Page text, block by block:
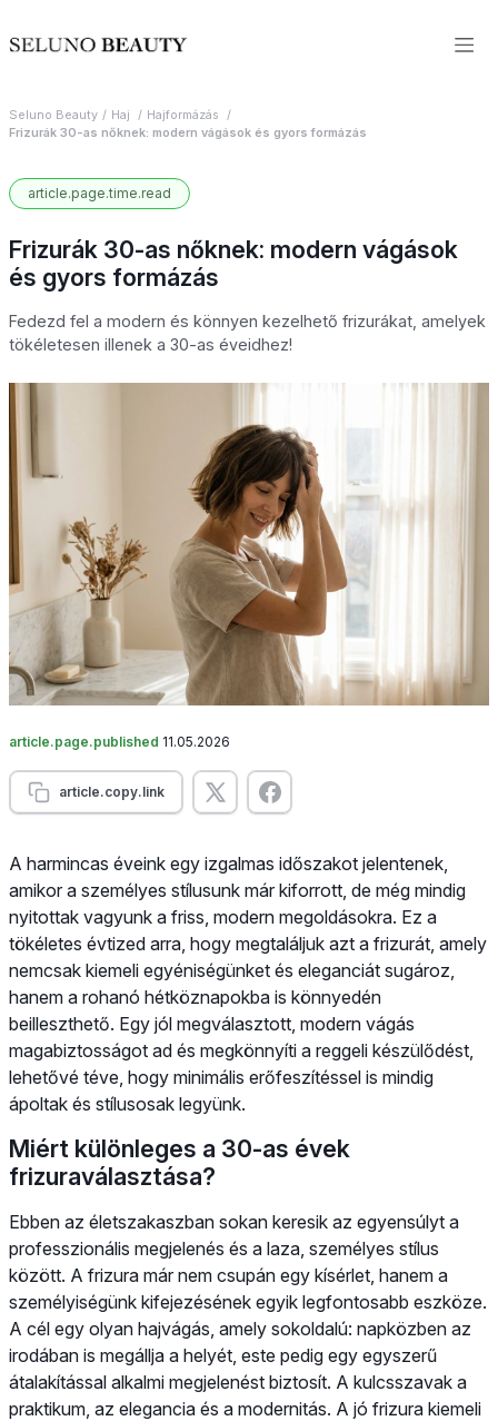
Seluno Beauty Haj
Hajformázás
Frizurák 30-as nőknek: modern vágások és gyors formázás
article.page.time.read
Frizurák 30-as nőknek: modern vágások
és gyors formázás
Fedezd fel a modern és könnyen kezelhető frizurákat, amelyek
tökéletesen illenek a 30-as éveidhez!
article.page.published 11.05.2026
article.copy.link
A harmincas éveink egy izgalmas időszakot jelentenek,
amikor a személyes stílusunk már kiforrott, de még mindig
nyitottak vagyunk a friss, modern megoldásokra. Ez a
tökéletes évtized arra, hogy megtaláljuk azt a frizurát, amely
nemcsak kiemeli egyéniségünket és eleganciát sugároz,
hanem a rohanó hétköznapokba is könnyedén
beilleszthető. Egy jól megválasztott, modern vágás
magabiztosságot ad és megkönnyíti a reggeli készülődést,
lehetővé téve, hogy minimális erőfeszítéssel is mindig
ápoltak és stílusosak legyünk.
Miért különleges a 30-as évek
frizuraválasztása?
Ebben az életszakaszban sokan keresik az egyensúlyt a
professzionális megjelenés és a laza, személyes stílus
között. A frizura már nem csupán egy kísérlet, hanem a
személyiségünk kifejezésének egyik legfontosabb eszköze.
A cél egy olyan hajvágás, amely sokoldalú: napközben az
irodában is megállja a helyét, este pedig egy egyszerű
átalakítással alkalmi megjelenést biztosít. A kulcsszavak a
praktikum, az elegancia és a modernitás. A jó frizura kiemeli